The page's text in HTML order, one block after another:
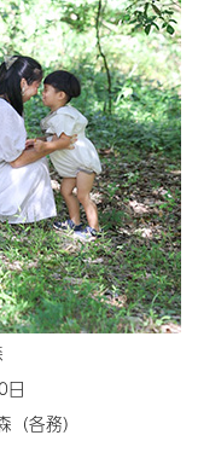
日
各務）